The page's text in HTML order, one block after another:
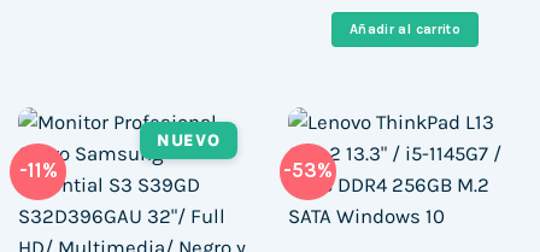
era:
405,99 €.
es:
Añadir al carrito
-11%
NUEVO
-53%